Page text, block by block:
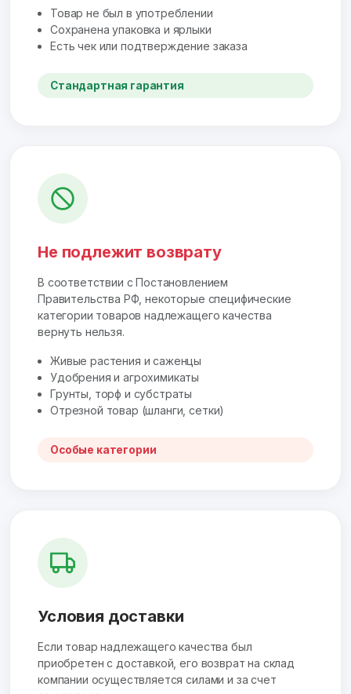
Товар не был в употреблении
Сохранена упаковка и ярлыки
Есть чек или подтверждение заказа
Стандартная гарантия
Не подлежит возврату
В соответствии с Постановлением
Правительства РФ, некоторые специфические
категории товаров надлежащего качества
вернуть нельзя.
Живые растения и саженцы
Удобрения и агрохимикаты
Грунты, торф и субстраты
Отрезной товар (шланги, сетки)
Особые категории
Условия доставки
Если товар надлежащего качества был
приобретен с доставкой, его возврат на склад
компании осуществляется силами и за счет